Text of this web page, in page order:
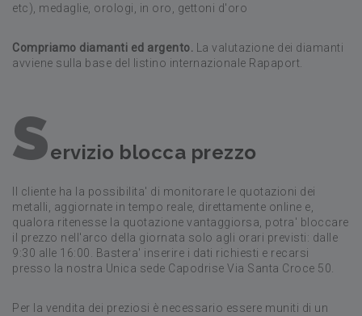
etc), medaglie, orologi, in oro, gettoni d'oro
Compriamo diamanti ed argento. La valutazione dei diamanti
avviene sulla base del listino internazionale Rapaport.
S ervizio blocca prezzo
Il cliente ha la possibilita' di monitorare le quotazioni dei
metalli, aggiornate in tempo reale, direttamente online e,
qualora ritenesse la quotazione vantaggiorsa, potra' bloccare
il prezzo nell'arco della giornata solo agli orari previsti: dalle
9:30 alle 16:00. Bastera' inserire i dati richiesti e recarsi
presso la nostra Unica sede Capodrise Via Santa Croce 50.
Per la vendita dei preziosi è necessario essere muniti di un